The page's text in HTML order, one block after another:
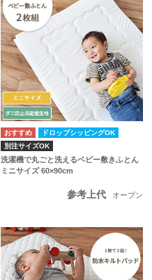
ドロップシッピングOK
別注サイズOK
洗濯機で丸ごと洗えるベビー敷きふとん
ミニサイズ 60×90cm
参考上代 オープン